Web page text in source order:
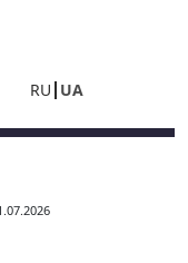
RU UA